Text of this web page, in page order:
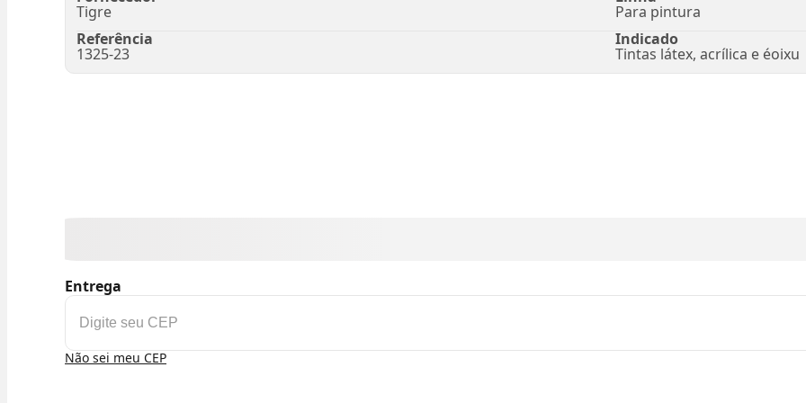
Tigre
Para pintura
Referência
1325-23
Indicado
Tintas látex, acrílica e éoixu
Entrega
Não sei meu CEP